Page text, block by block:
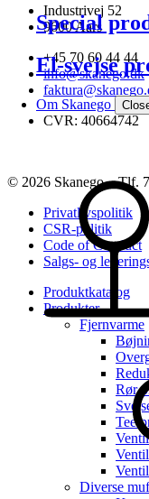
Special
El-svejse
Om Skanego
Industrivej 52
9600 Aars
+45 70 60 44 44
info@skanego.dk
CVR: 40664742
© 2026 Skanego – Tlf.
Privatlivspolitik
CSR-politik
Code of Conduct
Salgs- og
Produktkatalog
Produkter
Fjernvarme
Rør
Tee
Diverse